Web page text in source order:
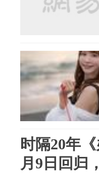
时隔20年
月9日回归